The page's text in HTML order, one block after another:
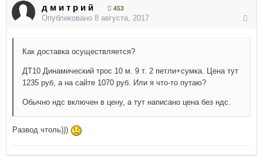
д м и т р и й
453
Опубликовано 8 августа, 2017
Как доставка осуществляется?
ДТ10 Динамический трос 10 м. 9 т. 2 петли+сумка. Цена тут
1235 руб, а на сайте 1070 руб. Или я что-то путаю?
Обычно ндс включен в цену, а тут написано цена без ндс.
Развод чтоль)))